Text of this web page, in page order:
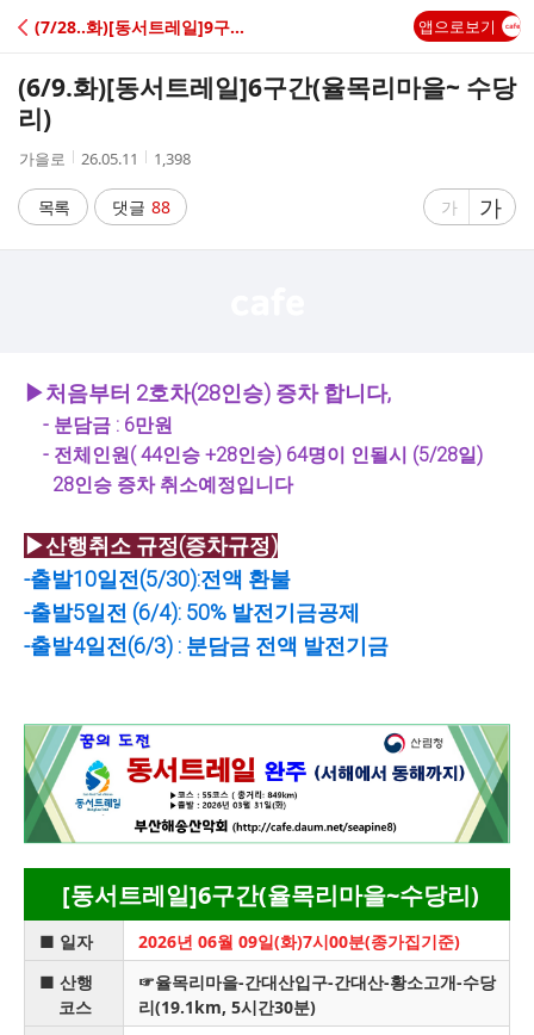
C
A
(7/28..화)[동서트레일]9구간 앱으로보기
(6/9.화)[동서트레일]6구간(율목리마을~ 수당
리)
작
자
가을로
작
시
간
26.05.11
조
수
1,398
목록 댓글 88
글
가
글
자
가
▶처음부터 2호차(28인승) 증차 합니다,
- 분담금 : 6만원
- 전체인원( 44인승 +28인승) 64명이 인될시 (5/28일)
28인승 증차 취소예정입니다
▶산행취소 규정(증차규정)
-출발10일전(5/30):전액 환불
-출발5일전 (6/4): 50% 발전기금공제
-출발4일전(6/3) : 분담금 전액 발전기금
[동서트레일]6구간(율목리마을~수당리)
■ 일자 2026년 06월 09일(화)7시00분(종가집기준)
■ 산행
코스
☞율목리마을-간대산입구-간대산-황소고개-수당
리(19.1km, 5시간30분)